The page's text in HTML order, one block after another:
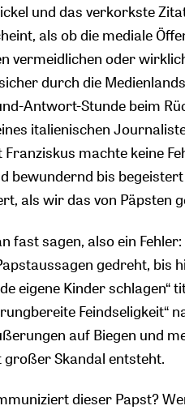
und das verkorkste
als ob die mediale
vermeidlichen oder
durch die
Antwort-Stunde beim
italienischen
machte keine
bewundernd bis
als wir das von Päpsten
fast sagen, also ein
gedreht, bis
eigene Kinder schlagen“
Feindseligkeit“
auf Biegen und
großer Skandal entsteht.
dieser Papst?